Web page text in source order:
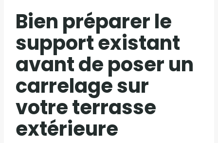
Bien préparer le
support existant
avant de poser un
carrelage sur
votre terrasse
extérieure